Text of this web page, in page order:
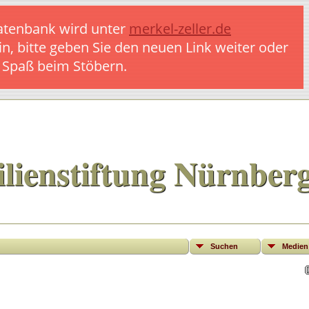
wird unter merkel-zeller.de
bitte geben Sie den neuen Link weiter oder
beim Stöbern.
Suchen Medien